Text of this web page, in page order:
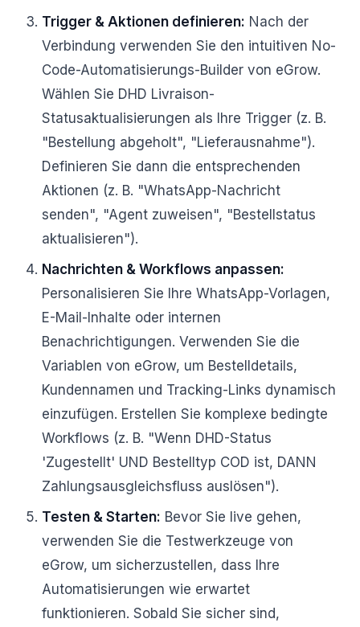
Trigger & Aktionen definieren: Nach der
Verbindung verwenden Sie den intuitiven No-
Code-Automatisierungs-Builder von eGrow.
Wählen Sie DHD Livraison-
Statusaktualisierungen als Ihre Trigger (z. B.
"Bestellung abgeholt", "Lieferausnahme").
Definieren Sie dann die entsprechenden
Aktionen (z. B. "WhatsApp-Nachricht
senden", "Agent zuweisen", "Bestellstatus
aktualisieren").
Nachrichten & Workflows anpassen:
Personalisieren Sie Ihre WhatsApp-Vorlagen,
E-Mail-Inhalte oder internen
Benachrichtigungen. Verwenden Sie die
Variablen von eGrow, um Bestelldetails,
Kundennamen und Tracking-Links dynamisch
einzufügen. Erstellen Sie komplexe bedingte
Workflows (z. B. "Wenn DHD-Status
'Zugestellt' UND Bestelltyp COD ist, DANN
Zahlungsausgleichsfluss auslösen").
Testen & Starten: Bevor Sie live gehen,
verwenden Sie die Testwerkzeuge von
eGrow, um sicherzustellen, dass Ihre
Automatisierungen wie erwartet
funktionieren. Sobald Sie sicher sind,